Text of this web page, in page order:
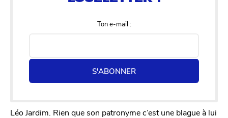
Ton e-mail :
S'ABONNER
Léo Jardim. Rien que son patronyme c’est une blague à lui